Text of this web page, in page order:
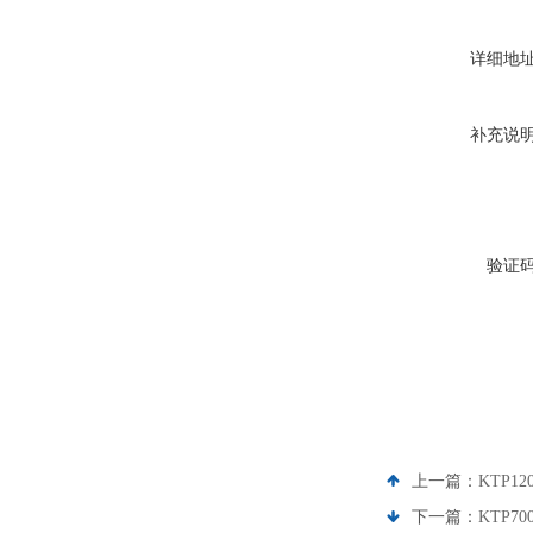
详细地
补充说
验证
上一篇：
下一篇：